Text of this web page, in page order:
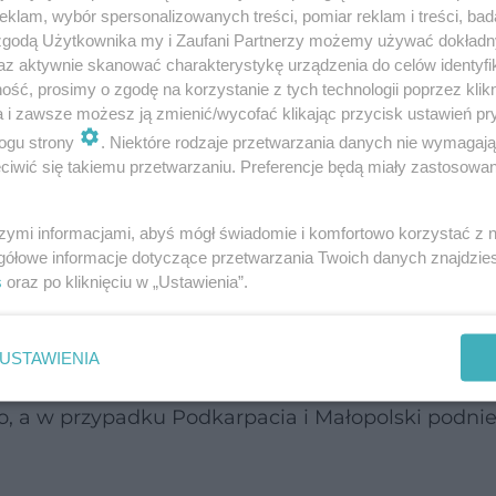
pogoda najbardziej niebezpieczna?
Meteorologii i Gospodarki Wodnej,
Celsjusza. Rzeczniczka IMGW Agnieszka
przed intensywnymi opadami śniegu
prognoz wynika, że obowiązujące już
mogą zostać przedłużone dla Warmii i
dla Podlasia, łódzkiego, południowych
utrzymują się alerty pierwszego stopnia dla
a w przypadku Podkarpacia i Małopolski
wybór spersonalizowanych treści, pomiar reklam i treści,
Użytkownika my i Zaufani Partnerzy możemy używać
aktywnie skanować charakterystykę urządzenia do celów
prosimy o zgodę na korzystanie z tych technologii poprzez
i zawsze możesz ją zmienić/wycofać klikając przycisk ustawień
strony
. Niektóre rodzaje przetwarzania danych nie
się takiemu przetwarzaniu. Preferencje będą miały
informacjami, abyś mógł świadomie i komfortowo korzystać z
informacje dotyczące przetwarzania Twoich danych
oraz po kliknięciu w „Ustawienia”.
USTAWIENIA